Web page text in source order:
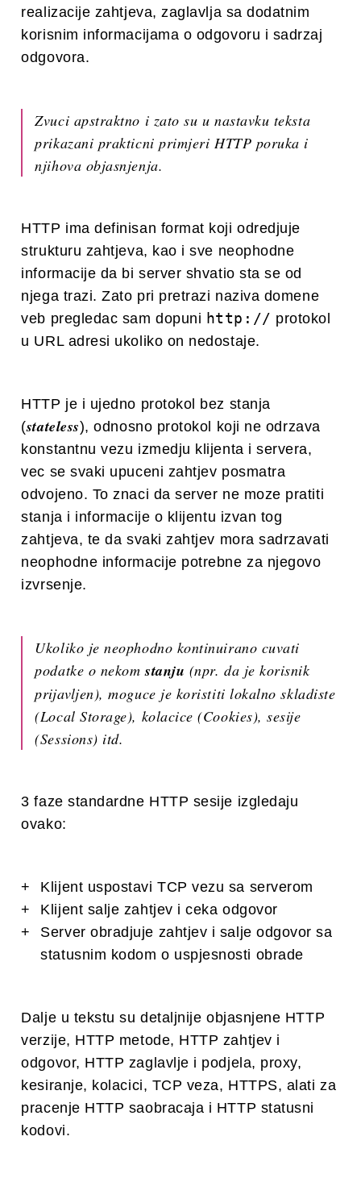
realizacije zahtjeva, zaglavlja sa dodatnim
korisnim informacijama o odgovoru i sadrzaj
odgovora.
Zvuci apstraktno i zato su u nastavku teksta
prikazani prakticni primjeri HTTP poruka i
njihova objasnjenja.
HTTP ima definisan format koji odredjuje
strukturu zahtjeva, kao i sve neophodne
informacije da bi server shvatio sta se od
njega trazi. Zato pri pretrazi naziva domene
veb pregledac sam dopuni http:// protokol
u URL adresi ukoliko on nedostaje.
HTTP je i ujedno protokol bez stanja
(stateless), odnosno protokol koji ne odrzava
konstantnu vezu izmedju klijenta i servera,
vec se svaki upuceni zahtjev posmatra
odvojeno. To znaci da server ne moze pratiti
stanja i informacije o klijentu izvan tog
zahtjeva, te da svaki zahtjev mora sadrzavati
neophodne informacije potrebne za njegovo
izvrsenje.
Ukoliko je neophodno kontinuirano cuvati
podatke o nekomstanju (npr. da je korisnik
prijavljen), moguce je koristiti lokalno skladiste
(Local Storage), kolacice (Cookies), sesije
(Sessions) itd.
3 faze standardne HTTP sesije izgledaju
ovako:
Klijent uspostavi TCP vezu sa serverom
Klijent salje zahtjev i ceka odgovor
Server obradjuje zahtjev i salje odgovor sa
statusnim kodom o uspjesnosti obrade
Dalje u tekstu su detaljnije objasnjene HTTP
verzije, HTTP metode, HTTP zahtjev i
odgovor, HTTP zaglavlje i podjela, proxy,
kesiranje, kolacici, TCP veza, HTTPS, alati za
pracenje HTTP saobracaja i HTTP statusni
kodovi.